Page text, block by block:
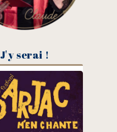
J'y serai !